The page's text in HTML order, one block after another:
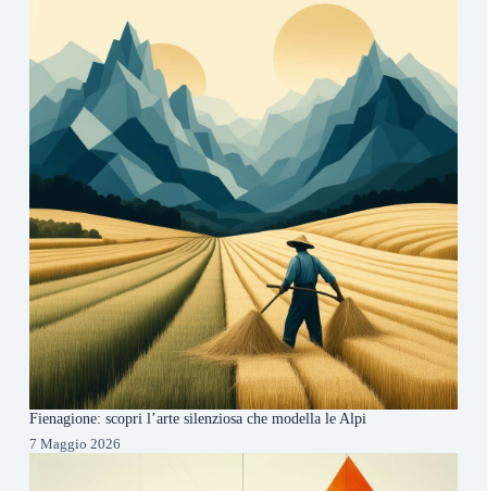
Fienagione: scopri l’arte silenziosa che modella le Alpi
7 Maggio 2026